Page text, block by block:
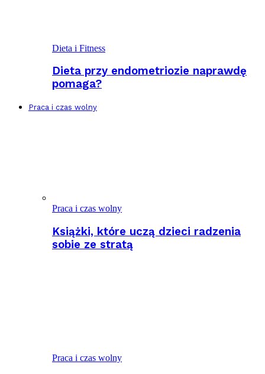
Dieta i Fitness
Dieta przy endometriozie naprawdę
pomaga?
Praca i czas wolny
Praca i czas wolny
Książki, które uczą dzieci radzenia
sobie ze stratą
Praca i czas wolny